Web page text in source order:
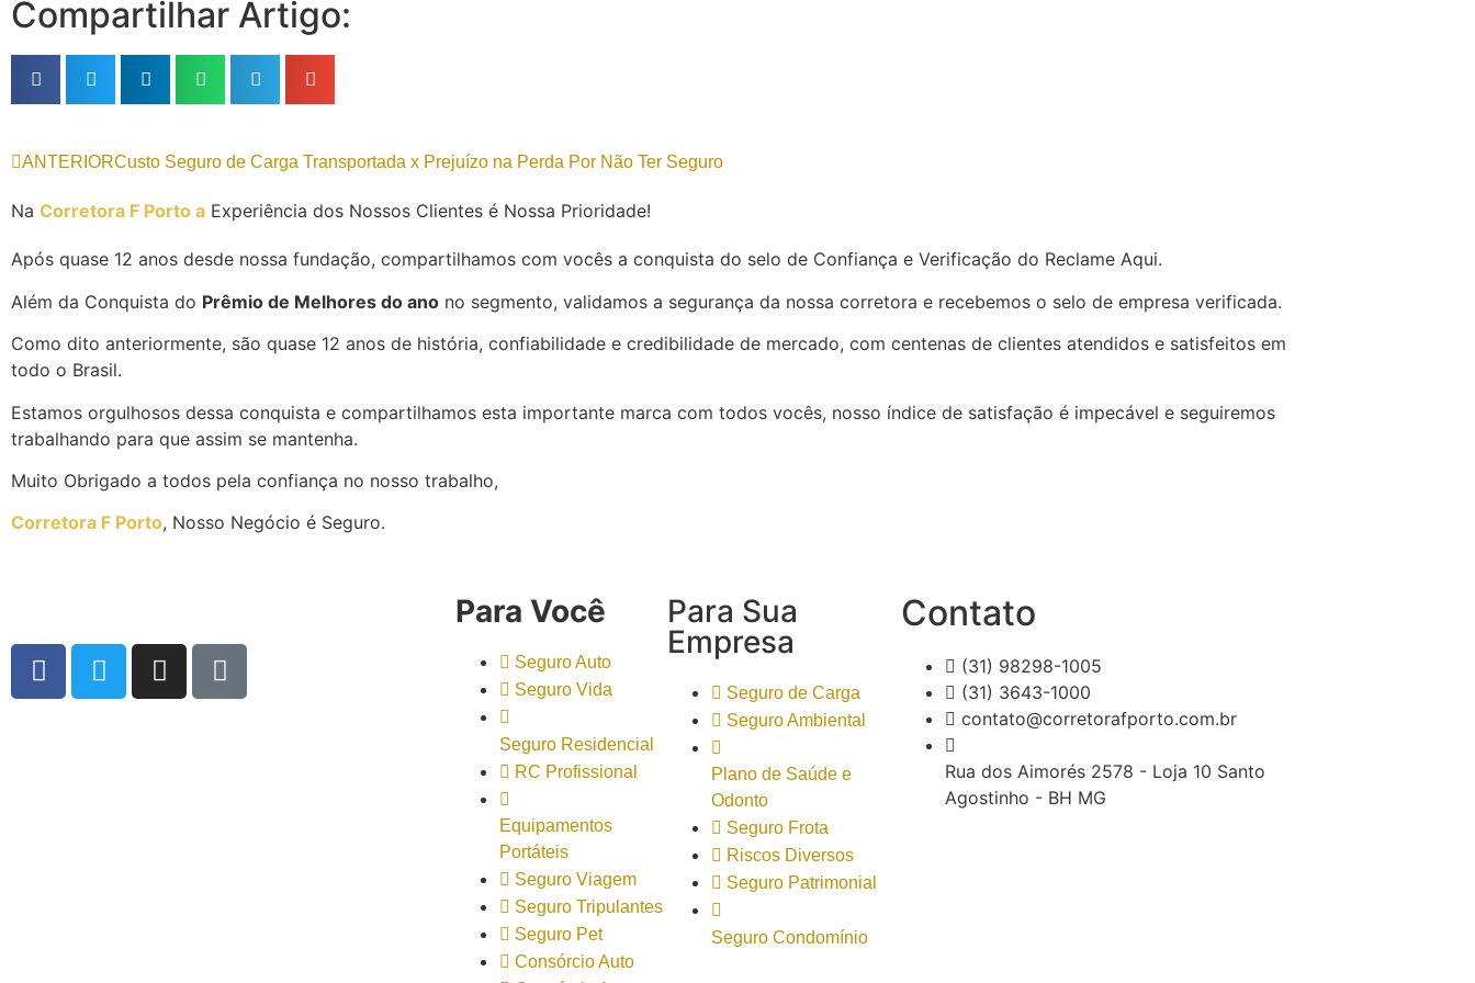
Compartilhar Artigo:
ANTERIORCusto Seguro de Carga Transportada x Prejuízo na Perda Por Não Ter Seguro
Na Corretora F Porto a Experiência dos Nossos Clientes é Nossa Prioridade!
Após quase 12 anos desde nossa fundação, compartilhamos com vocês a conquista do selo de Confiança e Verificação do Reclame Aqui.
Além da Conquista do Prêmio de Melhores do ano no segmento, validamos a segurança da nossa corretora e recebemos o selo de empresa verificada.
Como dito anteriormente, são quase 12 anos de história, confiabilidade e credibilidade de mercado, com centenas de clientes atendidos e satisfeitos em
todo o Brasil.
Estamos orgulhosos dessa conquista e compartilhamos esta importante marca com todos vocês, nosso índice de satisfação é impecável e seguiremos
trabalhando para que assim se mantenha.
Muito Obrigado a todos pela confiança no nosso trabalho,
Corretora F Porto, Nosso Negócio é Seguro.
Para Você
Seguro Auto
Seguro Vida
Seguro Residencial
RC Profissional
Equipamentos
Portáteis
Seguro Viagem
Seguro Tripulantes
Seguro Pet
Consórcio Auto
Para Sua
Empresa
Seguro de Carga
Seguro Ambiental
Plano de Saúde e
Odonto
Seguro Frota
Riscos Diversos
Seguro Patrimonial
Seguro Condomínio
Contato
(31) 98298-1005
(31) 3643-1000
contato@corretorafporto.com.br
Rua dos Aimorés 2578 - Loja 10 Santo
Agostinho - BH MG